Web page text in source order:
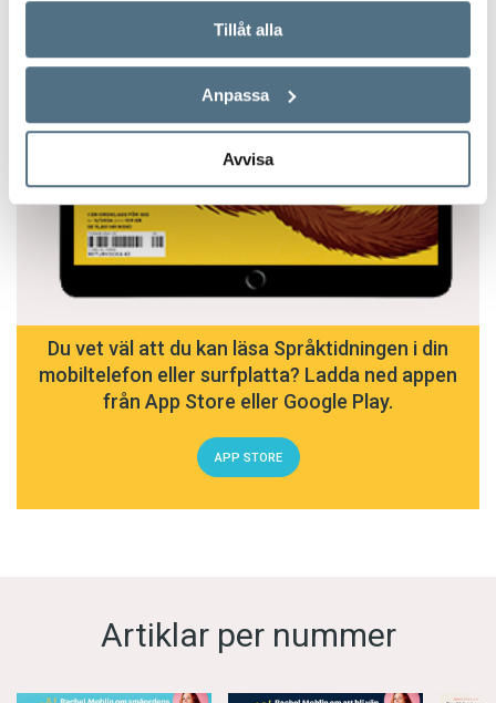
Tillåt alla
Anpassa
Avvisa
Du vet väl att du kan läsa Språktidningen i din
mobiltelefon eller surfplatta? Ladda ned appen
från App Store eller Google Play.
APP STORE
Artiklar per nummer